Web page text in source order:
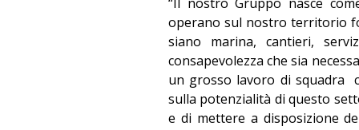
operano sul nostro territorio
siano marina, cantieri,
consapevolezza che sia
un grosso lavoro di squadra
sulla potenzialità di questo
e di mettere a disposizione